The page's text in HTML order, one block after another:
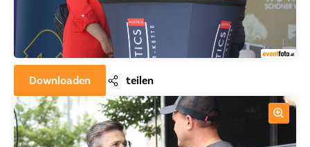
Downloaden teilen